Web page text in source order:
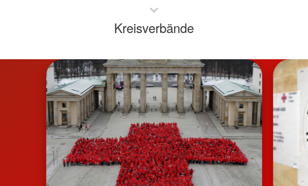
Kreisverbände